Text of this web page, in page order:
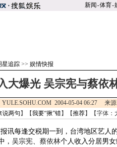
新闻-体育-
星追踪 >> 娱情快报
大爆光 吴宗宪与蔡依
YULE.SOHU.COM 2004-05-04 06:27 来
说两句 】【我要“揪”错】【推荐】【字体：
每逢交税期一到，台湾地区艺人
， 吴宗宪、 蔡依林个人收入分居男